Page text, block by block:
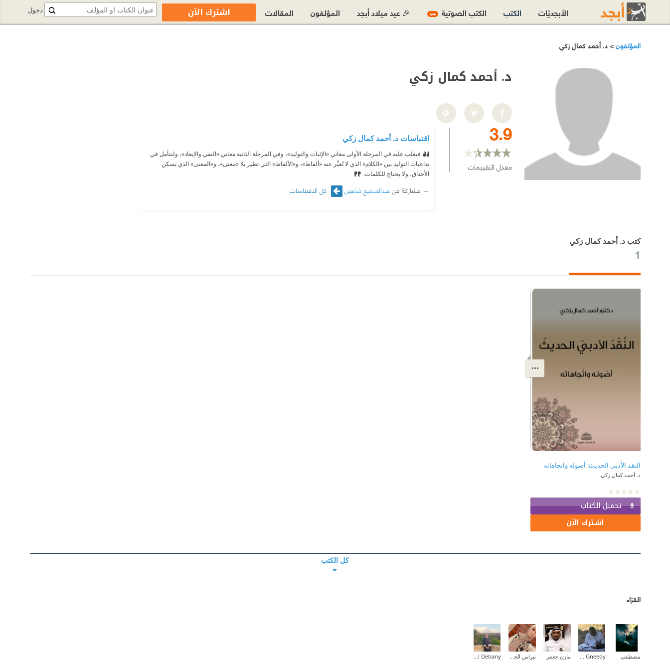
المؤلفون> د. أحمد كمال زكي
د. أحمد كمال زكي
3.9
معدل التقييمات
اقتباسات د. أحمد كمال زكي
فيغلب عليه في المرحلة الأولى معاني «الإثبات والتوليد»، وفي المرحلة الثانية معاني «النفي والإبعاد»، ولنتأمل في
تداعيات التوليد بين «الكلام» الذي لا تُعبِّر عنه «ألفاظ»، و«الألفاظ» التي تطير بلا «معنى»، و«المعنى» الذي يسكن
الأحداق، ولا يحتاج للكلمات.
مشاركة منعبدالسميع شاهين كل الاقتباسات
كتب د. أحمد كمال زكي
1
‫النقد الأدبي الحديث: أصوله واتجاهاته‬
د. أحمد كمال زكي
تحميل الكتاب
اشترك الآن
كل الكتب
القرّاء
مصطفى مازن جعفر
دخول الأبجديّات الكتب الكتب الصوتية جديد 🎉 عيد ميلاد أبجد المؤلفون المقالات اشترك الآن